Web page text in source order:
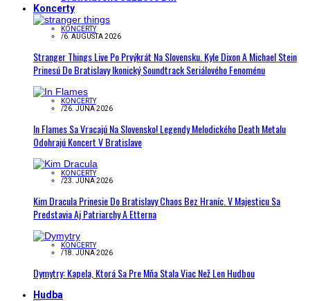
Koncerty
KONCERTY
/6. AUGUSTA 2026
Stranger Things Live Po Prvýkrát Na Slovensku. Kyle Dixon A Michael Stein
Prinesú Do Bratislavy Ikonický Soundtrack Seriálového Fenoménu
KONCERTY
/26. JÚNA 2026
In Flames Sa Vracajú Na Slovensko! Legendy Melodického Death Metalu
Odohrajú Koncert V Bratislave
KONCERTY
/23. JÚNA 2026
Kim Dracula Prinesie Do Bratislavy Chaos Bez Hraníc. V Majesticu Sa
Predstavia Aj Patriarchy A Etterna
KONCERTY
/18. JÚNA 2026
Dymytry: Kapela, Ktorá Sa Pre Mňa Stala Viac Než Len Hudbou
Hudba